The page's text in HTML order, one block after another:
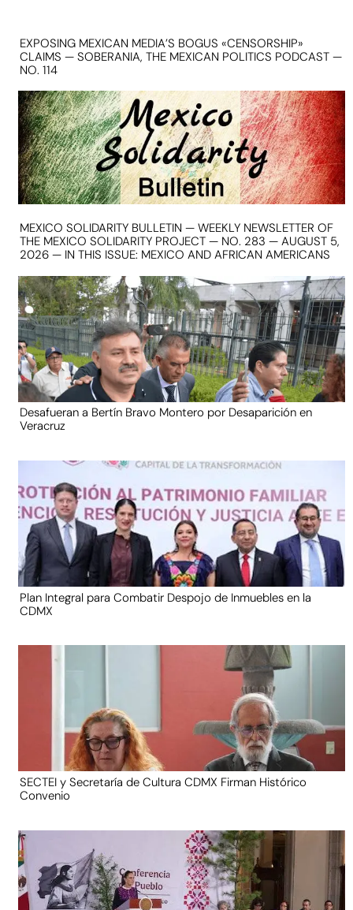
EXPOSING MEXICAN MEDIA’S BOGUS «CENSORSHIP»
CLAIMS — SOBERANIA, THE MEXICAN POLITICS PODCAST —
NO. 114
MEXICO SOLIDARITY BULLETIN — WEEKLY NEWSLETTER OF
THE MEXICO SOLIDARITY PROJECT — NO. 283 — AUGUST 5,
2026 — IN THIS ISSUE: MEXICO AND AFRICAN AMERICANS
Desafueran a Bertín Bravo Montero por Desaparición en
Veracruz
Plan Integral para Combatir Despojo de Inmuebles en la
CDMX
SECTEI y Secretaría de Cultura CDMX Firman Histórico
Convenio